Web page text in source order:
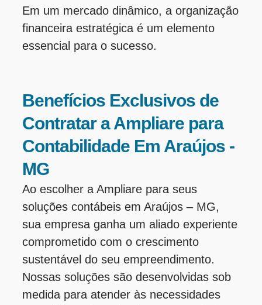
Em um mercado dinâmico, a organização
financeira estratégica é um elemento
essencial para o sucesso.
Benefícios Exclusivos de
Contratar a Ampliare para
Contabilidade Em Araújos -
MG
Ao escolher a Ampliare para seus
soluções contábeis em Araújos – MG,
sua empresa ganha um aliado experiente
comprometido com o crescimento
sustentável do seu empreendimento.
Nossas soluções são desenvolvidas sob
medida para atender às necessidades